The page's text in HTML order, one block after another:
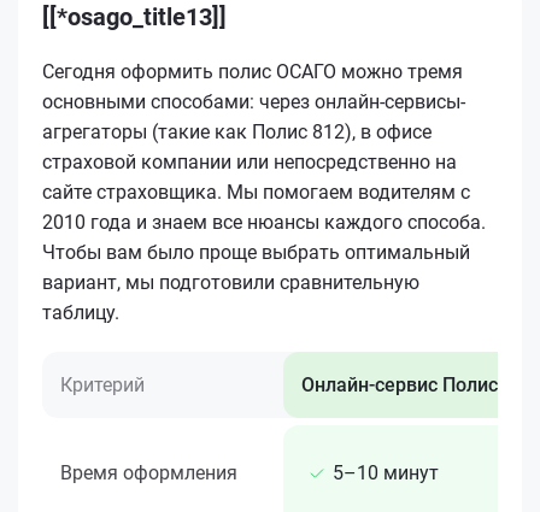
[[*osago_title13]]
Сегодня оформить полис ОСАГО можно тремя
основными способами: через онлайн-сервисы-
агрегаторы (такие как Полис 812), в офисе
страховой компании или непосредственно на
сайте страховщика. Мы помогаем водителям с
2010 года и знаем все нюансы каждого способа.
Чтобы вам было проще выбрать оптимальный
вариант, мы подготовили сравнительную
таблицу.
Критерий Онлайн-сервис Полис 812
Время оформления 5–10 минут